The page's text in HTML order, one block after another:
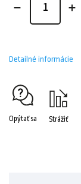
Detailné informácie
Opýtať sa Strážiť